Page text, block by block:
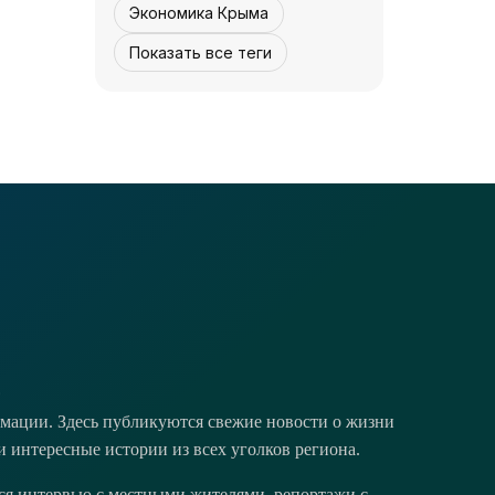
Экономика Крыма
Показать все теги
Здесь публикуются свежие новости о жизни
истории из всех уголков региона.